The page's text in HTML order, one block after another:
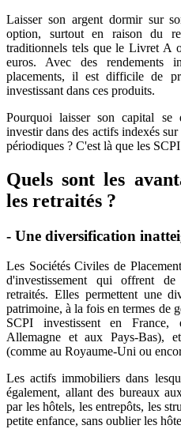
Laisser son argent dormir sur
option, surtout en raison du
traditionnels tels que le Livret A
euros. Avec des rendements
placements, il est difficile de
investissant dans ces produits.
Pourquoi laisser son capital se
investir dans des actifs indexés
périodiques ? C'est là que les
Quels sont les
les retraités ?
- Une diversification
Les Sociétés Civiles de
d'investissement qui offrent
retraités. Elles permettent une
patrimoine, à la fois en termes de
SCPI investissent en
Allemagne et aux Pays-Bas),
(comme au Royaume-Uni ou
Les actifs immobiliers dans
également, allant des bureaux
par les hôtels, les entrepôts, les
petite enfance, sans oublier les